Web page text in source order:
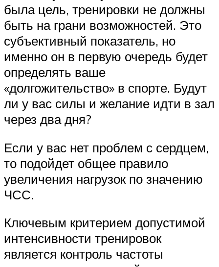
была цель, тренировки не должны
быть на грани возможностей. Это
субъективный показатель, но
именно он в первую очередь будет
определять ваше
«долгожительство» в спорте. Будут
ли у вас силы и желание идти в зал
через два дня?
Если у вас нет проблем с сердцем,
то подойдет общее правило
увеличения нагрузок по значению
ЧСС.
Ключевым критерием допустимой
интенсивности тренировок
является контроль частоты